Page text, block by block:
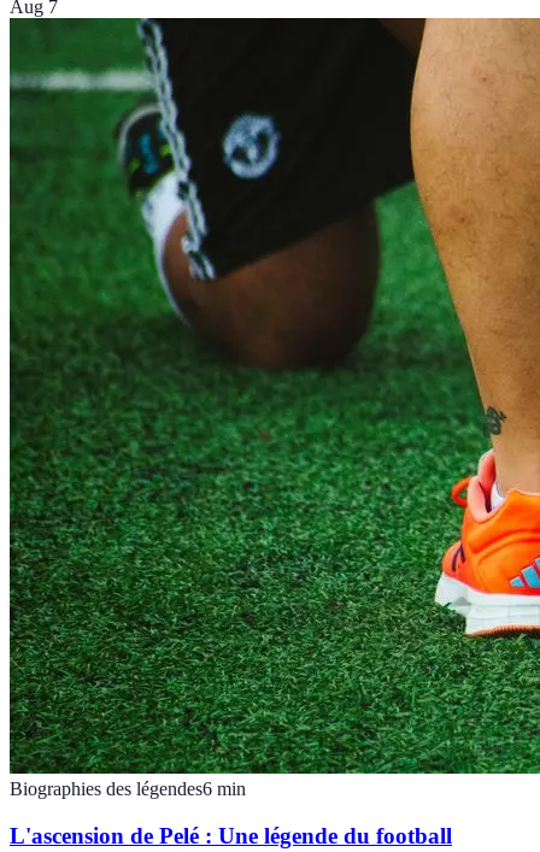
Aug 7
Biographies des légendes6 min
L'ascension de Pelé : Une légende du football